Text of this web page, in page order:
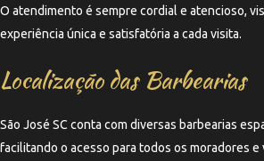
O atendimento é sempre cordial e atencioso,
experiência única e satisfatória a cada visita.
Localização das Barbearias
São José SC conta com diversas barbearias
facilitando o acesso para todos os moradores e